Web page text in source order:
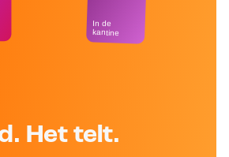
Het telt.
In de
kantine